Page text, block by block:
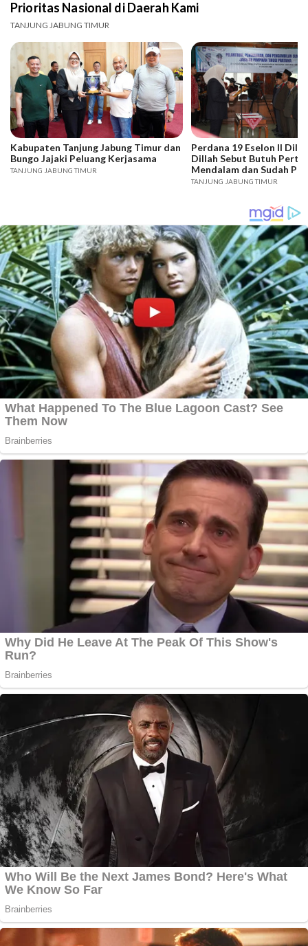
Prioritas Nasional di Daerah Kami
TANJUNG JABUNG TIMUR
Kabupaten Tanjung Jabung Timur dan
Bungo Jajaki Peluang Kerjasama
TANJUNG JABUNG TIMUR
Perdana 19 Eselon II
Dillah Sebut Butuh
Mendalam dan Sudah
Semua Potensi
TANJUNG JABUNG TIMUR